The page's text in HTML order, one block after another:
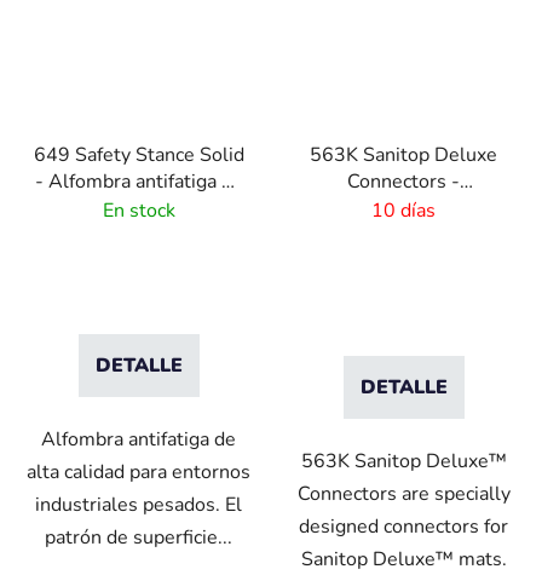
649 Safety Stance Solid
- Alfombra antifatiga de
alta calidad - negra
En stock
DETALLE
Alfombra antifatiga de
alta calidad para entornos
industriales pesados. El
patrón de superficie...
563K Sanitop Deluxe
Connectors -
Connectors for rubber
10 días
DETALLE
563K Sanitop Deluxe™
Connectors are specially
designed connectors for
Sanitop Deluxe™ mats.